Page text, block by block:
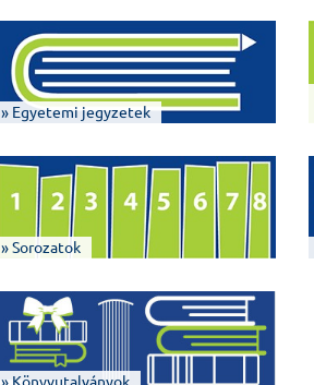
» Egyetemi jegyzetek
» Sorozatok